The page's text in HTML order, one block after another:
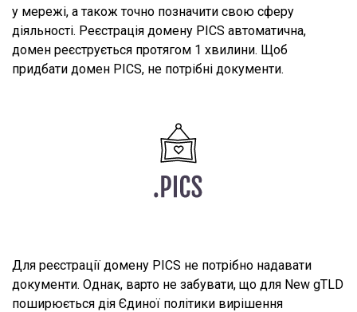
у мережі, а також точно позначити свою сферу
діяльності. Реєстрація домену PICS автоматична,
домен реєструється протягом 1 хвилини. Щоб
придбати домен PICS, не потрібні документи.
Для реєстрації домену PICS не потрібно надавати
документи. Однак, варто не забувати, що для New gTLD
поширюється дія Єдиної політики вирішення